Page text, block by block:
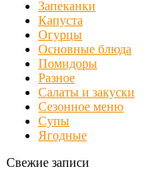
Запеканки
Капуста
Огурцы
Основные блюда
Помидоры
Разное
Салаты и закуски
Сезонное меню
Супы
Ягодные
Свежие записи